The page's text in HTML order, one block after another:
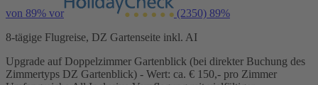
von 89% vor (2350) 89%
8-tägige Flugreise, DZ Gartenseite inkl. AI
Upgrade auf Doppelzimmer Gartenblick (bei direkter Buchung des
Zimmertyps DZ Gartenblick) - Wert: ca. € 150,- pro Zimmer